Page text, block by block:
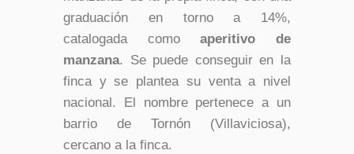
graduación en torno a 14%,
catalogada comoaperitivo de
manzana. Se puede conseguir en la
finca y se plantea su venta a nivel
nacional. El nombre pertenece a un
barrio de Tornón (Villaviciosa),
cercano a la finca.